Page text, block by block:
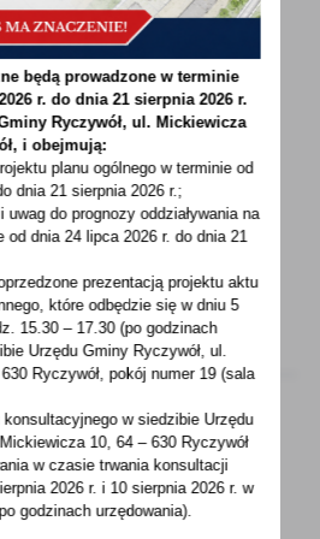
badań rolnych
Urząd Statystyczny w
GUS - Zintegrowane
gospodarstw rolnych.Od 1
wirusa ASF w
będą prowadzone w terminie
r. do dnia 21 sierpnia 2026 r.
Ryczywół, ul. Mickiewicza
i obejmują:
planu ogólnego w terminie od
dnia 21 sierpnia 2026 r.;
uwag do prognozy oddziaływania na
od dnia 24 lipca 2026 r. do dnia 21
prezentacją projektu aktu
które odbędzie się w dniu 5
15.30 – 17.30 (po godzinach
Urzędu Gminy Ryczywół, ul.
Ryczywół, pokójnumer 19 (sala
konsultacyjnego w siedzibie Urzędu
10, 64 – 630 Ryczywół
w czasie trwania konsultacji
2026 r. i 10 sierpnia 2026 r. w
godzinachurzędowania).